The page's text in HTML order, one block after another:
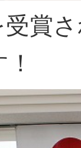
受賞